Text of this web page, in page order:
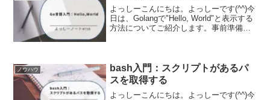
よっしーこんにちは。よっしーです(^^)今
日は、Golangで"Hello, World"と表示する
方法についてご紹介します。事前準備こ
ノウハウ
bash入門：スクリプトがあるパ
スを取得する
よっしーこんにちは。よっしーです(^^)今